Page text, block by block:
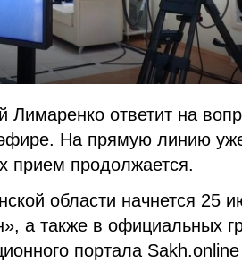
Лимаренко ответит на
На прямую линию
прием продолжается.
области начнется 25
а также в официальных
портала